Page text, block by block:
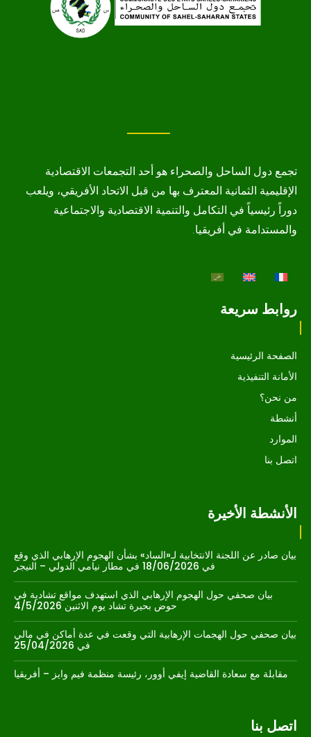
تجمع دول الساحل والصحراء هو أحد التجمعات الاقتصادية
الإقليمية الثمانية المعترف بها من قبل الاتحاد الأفريقي، ويلعب
دوراً رئيسياً في التكامل والتنمية الاقتصادية والاجتماعية
والمستدامة في أفريقيا.
روابط سريعة
الصفحة الرئيسية
الأمانة التنفيذية
من نحن؟
أنشطة
الموارد
اتصل بنا
الأنشطة الأخيرة
بيان صادر عن اللجنة الانتخابية لـ«الساد» بشأن الهجوم الإرهابي الذي وقع
في 18/06/2026 في مطار نيامي الدولي – النيجر
بيان صحفي حول الهجوم الإرهابي الذي استهدف مواقع تشادية في
حوض بحيرة تشاد يوم الاثنين 4/5/2026
بيان صحفي حول الهجمات الإرهابية التي وقعت في عدة أماكن في مالي
في 25/04/2026
مقابلة مع سعادة القاضية إيفي أوور، رئيسة منظمة فيم وايز – أفريقيا
اتصل بنا